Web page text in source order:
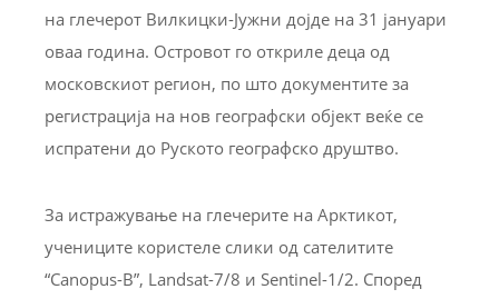
на глечерот Вилкицки-Јужни дојде на 31 јануари
оваа година. Островот го откриле деца од
московскиот регион, по што документите за
регистрација на нов географски објект веќе се
испратени до Руското географско друштво.
За истражување на глечерите на Арктикот,
учениците користеле слики од сателитите
“Canopus-B”, Landsat-7/8 и Sentinel-1/2. Според